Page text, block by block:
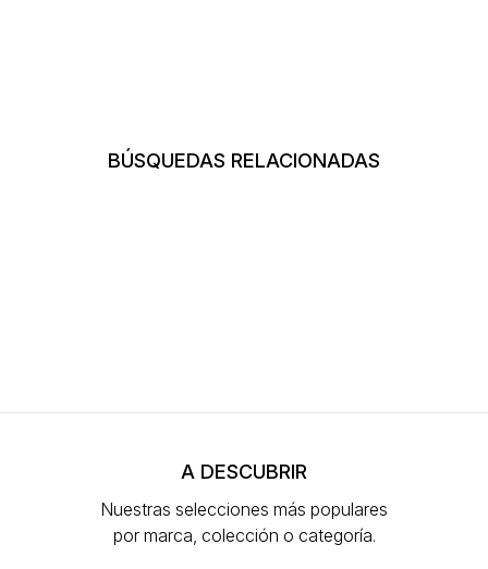
BÚSQUEDAS RELACIONADAS
A DESCUBRIR
Nuestras selecciones más populares
por marca, colección o categoría.